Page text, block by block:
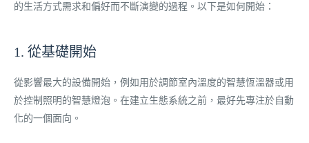
的生活方式需求和偏好而不斷演變的過程。以下是如何開始：
1. 從基礎開始
從影響最大的設備開始，例如用於調節室內溫度的智慧恆溫器或用
於控制照明的智慧燈泡。在建立生態系統之前，最好先專注於自動
化的一個面向。